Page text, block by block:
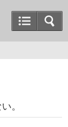
。